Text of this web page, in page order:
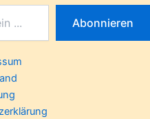
Abonnieren